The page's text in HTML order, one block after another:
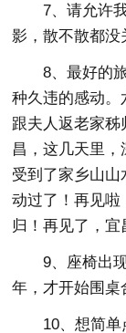
7、请允许我
影，散不散都没
8、最好的旅
种久违的感动。
跟夫人返老家
昌，这几天里
受到了家乡山
动过了！再见
归！再见了，宜
9、座椅出现
年，才开始围桌
10、想简单